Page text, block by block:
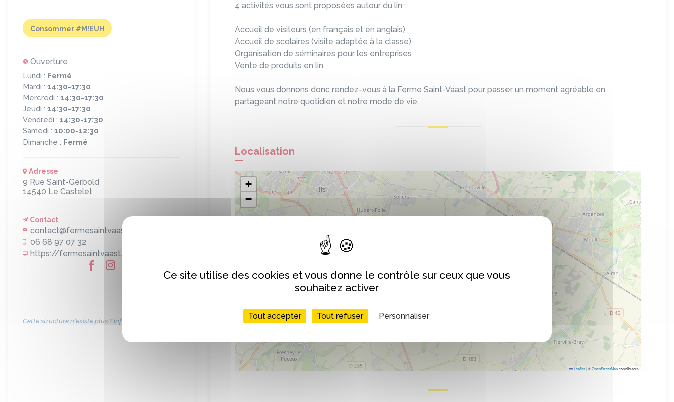
Consommer #M!EUH
Ouverture
Lundi : Fermé
Mardi : 14:30-17:30
Mercredi : 14:30-17:30
Jeudi : 14:30-17:30
Vendredi : 14:30-17:30
Samedi : 10:00-12:30
Dimanche : Fermé
Adresse
9 Rue Saint-Gerbold
14540 Le Castelet
Contact
contact@fermesaintvaast.com
06 68 97 07 32
https://fermesaintvaast.fr/
Cette structure n'existe plus ? informez-nous !
4 activités vous sont proposées autour du lin :
Accueil de visiteurs (en français et en anglais)
Accueil de scolaires (visite adaptée à la classe)
Organisation de séminaires pour les entreprises
Vente de produits en lin
Nous vous donnons donc rendez-vous à la Ferme Saint-Vaast pour passer un moment agréable en
partageant notre quotidien et notre mode de vie.
Localisation
+
−
Leaflet|©OpenStreetMapcontributors
Ce site utilise des cookies et vous donne le contrôle sur ceux que vous
souhaitez activer
Tout accepter Tout refuser Personnaliser